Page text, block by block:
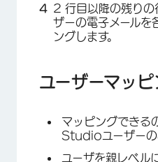
2 行目以降の残り
ザーの電子メールを
ングします。
ユーザーマッ
マッピングできる
Studioユーザーの
ユーザを親レベル